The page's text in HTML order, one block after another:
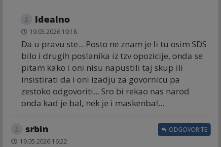
Idealno
19.05.2026 19:18
Da u pravu ste... Posto ne znam je li tu osim SDS
bilo i drugih poslanika iz tzv opozicije, onda se
pitam kako i oni nisu napustili taj skup ili
insistirati da i oni izadju za govornicu pa
zestoko odgovoriti... Sro bi rekao nas narod
onda kad je bal, nek je i maskenbal...
srbin
19.05.2026 16:22
ODGOVORITE